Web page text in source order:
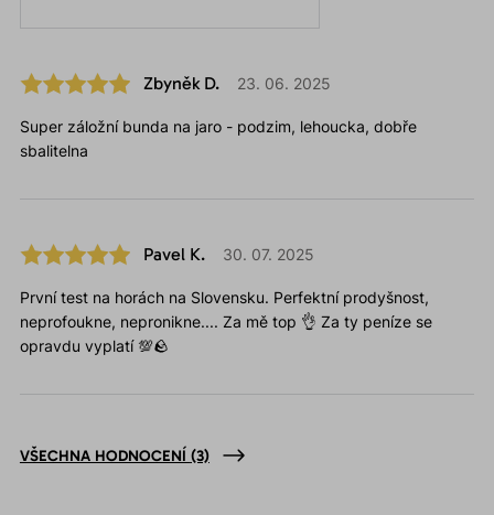
Zbyněk D. 23. 06. 2025
Super záložní bunda na jaro - podzim, lehoucka, dobře
sbalitelna
Pavel K. 30. 07. 2025
První test na horách na Slovensku. Perfektní prodyšnost,
neprofoukne, nepronikne.... Za mě top 👌 Za ty peníze se
opravdu vyplatí 💯🪨
VŠECHNA HODNOCENÍ (3)